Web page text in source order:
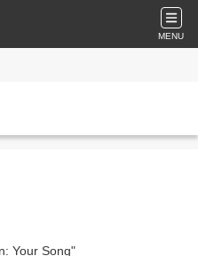
MENU